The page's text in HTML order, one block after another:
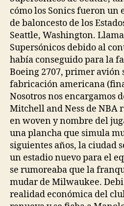
cómo los Sonics fueron
de baloncesto de los
Seattle, Washington.
Supersónicos debido al
había conseguido para la
Boeing 2707, primer avión
fabricación americana
Nosotros nos encargamos
Mitchell and Ness de NBA
en woven y nombre del
una plancha que simula
siguientes años, la ciudad
un estadio nuevo para el
se rumoreaba que la
mudar de Milwaukee.
realidad económica del